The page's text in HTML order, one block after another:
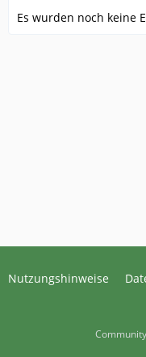
Es wurden noch keine
Nutzungshinweise